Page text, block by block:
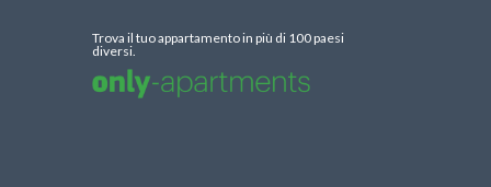
Trova il tuo appartamento in più di 100 paesi
diversi.